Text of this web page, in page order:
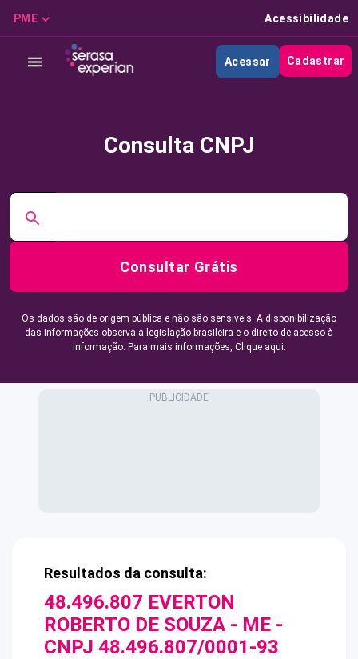
PME Acessibilidade
Acessar Cadastrar
Consulta CNPJ
Consultar Grátis
Os dados são de origem pública e não são sensíveis. A disponibilização
das informações observa a legislação brasileira e o direito de acesso à
informação. Para mais informações, Clique aqui.
Resultados da consulta:
48.496.807 EVERTON
ROBERTO DE SOUZA - ME -
CNPJ 48.496.807/0001-93